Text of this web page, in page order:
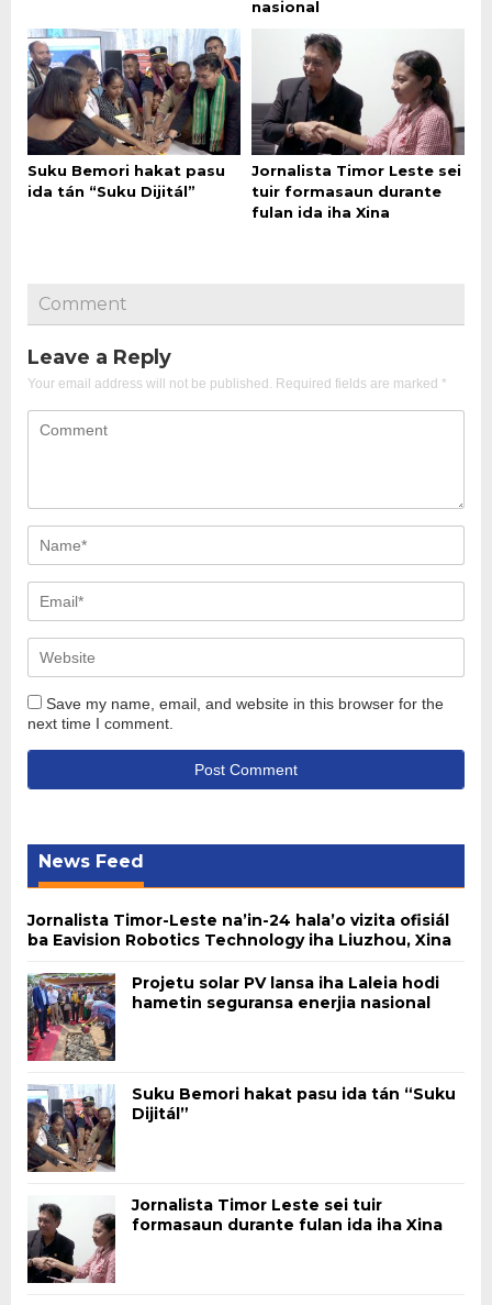
nasional
Suku Bemori hakat pasu
ida tán “Suku Dijitál”
Jornalista Timor Leste sei
tuir formasaun durante
fulan ida iha Xina
Comment
Leave a Reply
Your email address will not be published. Required fields are marked *
Save my name, email, and website in this browser for the
next time I comment.
News Feed
Jornalista Timor-Leste na’in-24 hala’o vizita ofisiál
ba Eavision Robotics Technology iha Liuzhou, Xina
Projetu solar PV lansa iha Laleia hodi
hametin seguransa enerjia nasional
Suku Bemori hakat pasu ida tán “Suku
Dijitál”
Jornalista Timor Leste sei tuir
formasaun durante fulan ida iha Xina